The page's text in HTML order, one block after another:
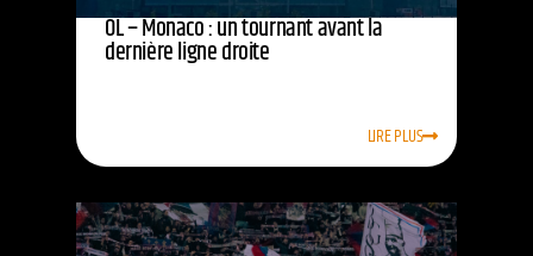
OL – Monaco : un tournant avant la
dernière ligne droite
LIRE PLUS